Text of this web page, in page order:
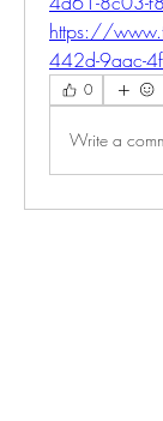
https://
442d-9aac-
0
Write a